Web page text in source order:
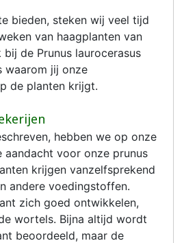
bieden, steken wij veel tijd
van haagplanten van
de Prunus laurocerasus
waarom jij onze
de planten krijgt.
hebben we op onze
aandacht voor onze prunus
krijgen vanzelfsprekend
andere voedingstoffen.
zich goed ontwikkelen,
wortels. Bijna altijd wordt
beoordeeld, maar de